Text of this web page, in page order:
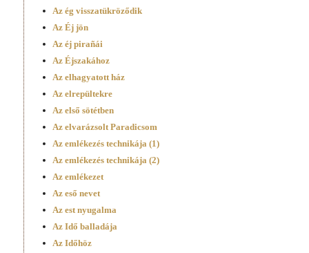
Az ég visszatükröződik
Az Éj jön
Az éj pirañái
Az Éjszakához
Az elhagyatott ház
Az elrepültekre
Az első sötétben
Az elvarázsolt Paradicsom
Az emlékezés technikája (1)
Az emlékezés technikája (2)
Az emlékezet
Az eső nevet
Az est nyugalma
Az Idő balladája
Az Időhöz